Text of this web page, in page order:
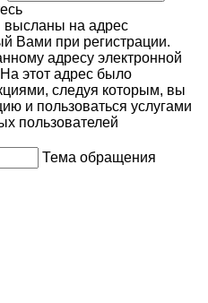
высланы на адрес
Вами при регистрации.
адресу электронной
этот адрес было
следуя которым, вы
и пользоваться услугами
пользователей
Тема обращения